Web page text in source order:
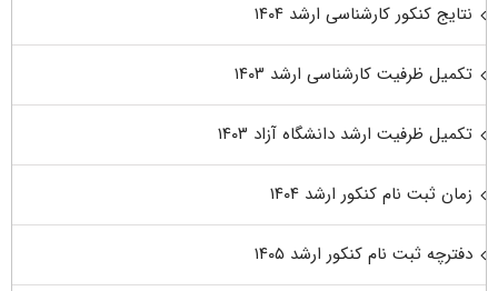
نتایج کنکور کارشناسی ارشد ۱۴۰۴
تکمیل ظرفیت کارشناسی ارشد ۱۴۰۳
تکمیل ظرفیت ارشد دانشگاه آزاد ۱۴۰۳
زمان ثبت نام کنکور ارشد ۱۴۰۴
دفترچه ثبت نام کنکور ارشد ۱۴۰۵